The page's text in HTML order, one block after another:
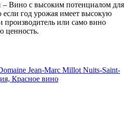
– Вино с высоким потенциалом для
год урожая имеет высокую
производитель или само вино
ценность.
Jean-Marc Millot Nuits-Saint-
Красное вино